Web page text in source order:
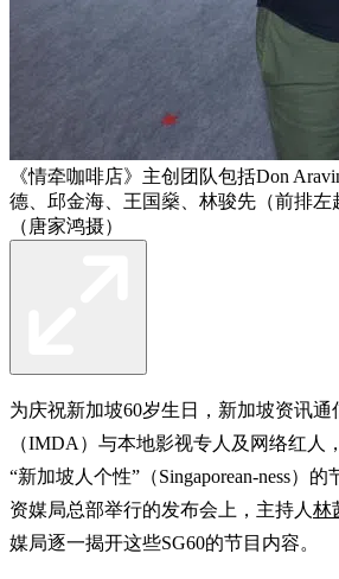
《情牵咖啡店》主创团队包括Don
德、邱金海、王国燊、林骏先（前排左
（唐家鸿摄）
为庆祝新加坡60岁生日，新加坡资讯通
（IMDA）与本地影视专人及网络红人
“新加坡人个性”（Singaporean-ness）
资媒局总部举行的发布会上，主持人 林
媒局逐一揭开这些SG60的节目内容。